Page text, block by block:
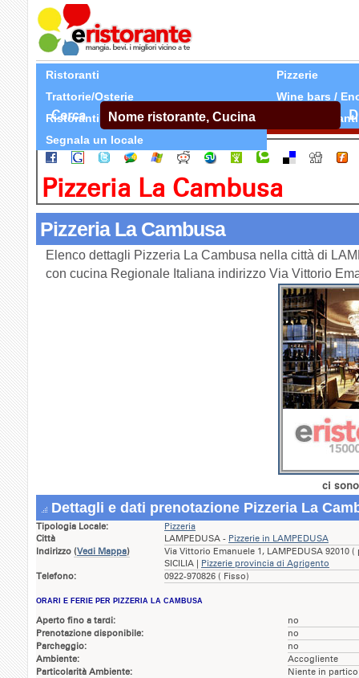
Ristoranti
Pizzerie
Trattorie/Osterie
Wine bars /
Ristoranti Etnici
Tutti Ristoranti
Segnala un locale
Cerca
Pizzeria La Cambusa
Pizzeria La Cambusa
Elenco dettagli Pizzeria La Cambusa nella città di
con cucina Regionale Italiana indirizzo Via Vittorio
ci
Dettagli e dati prenotazione Pizzeria La
Tipologia Locale:
Pizzeria
Città
LAMPEDUSA - Pizzerie in LAMPEDUSA
Indirizzo (Vedi Mappa)
Via Vittorio Emanuele 1, LAMPEDUSA 92010
SICILIA | Pizzerie provincia di Agrigento
Telefono:
0922-970826 ( Fisso)
ORARI E FERIE PER PIZZERIA LA CAMBUSA
Aperto fino a tardi:
no
Prenotazione disponibile:
no
Parcheggio:
no
Ambiente:
Accogliente
Particolarità Ambiente:
Niente in